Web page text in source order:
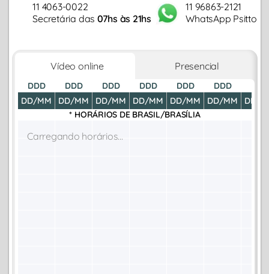
11 4063-0022
Secretária das 07hs às 21hs
11 96863-2121
WhatsApp Psitto
Vídeo online Presencial
DDD
DD/MM
DDD
DD/MM
DDD
DD/MM
DDD
DD/MM
DDD
DD/MM
DDD
DD/MM
DD/
* HORÁRIOS DE BRASIL/BRASÍLIA
Carregando horários...